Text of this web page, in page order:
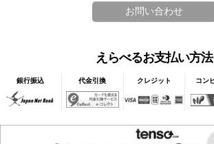
えらべるお支払い方法
銀行振込 代金引換 クレジット コン